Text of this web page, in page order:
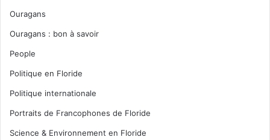
Ouragans
Ouragans : bon à savoir
People
Politique en Floride
Politique internationale
Portraits de Francophones de Floride
Science & Environnement en Floride